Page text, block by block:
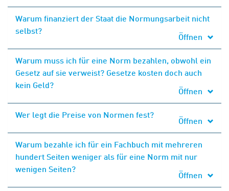
Warum finanziert der Staat die Normungsarbeit nicht
selbst?
Öffnen
Warum muss ich für eine Norm bezahlen, obwohl ein
Gesetz auf sie verweist? Gesetze kosten doch auch
kein Geld?
Öffnen
Wer legt die Preise von Normen fest?
Öffnen
Warum bezahle ich für ein Fachbuch mit mehreren
hundert Seiten weniger als für eine Norm mit nur
wenigen Seiten?
Öffnen